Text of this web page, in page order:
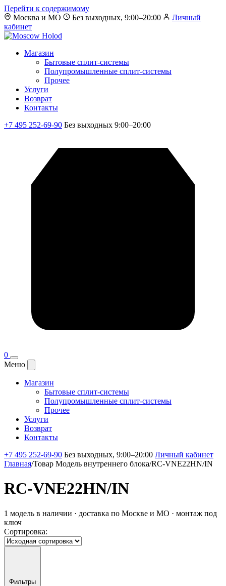
Перейти к содержимому
Москва и МО
Без выходных, 9:00–20:00
Личный
кабинет
Магазин
Бытовые сплит-системы
Полупромышленные сплит-системы
Прочее
Услуги
Возврат
Контакты
+7 495 252-69-90 Без выходных 9:00–20:00
0
Меню
Магазин
Бытовые сплит-системы
Полупромышленные сплит-системы
Прочее
Услуги
Возврат
Контакты
+7 495 252-69-90 Без выходных, 9:00–20:00 Личный кабинет
Главная/Товар Модель внутреннего блока/RC-VNE22HN/IN
RC-VNE22HN/IN
1 модель в наличии · доставка по Москве и МО · монтаж под
ключ
Сортировка:
Фильтры